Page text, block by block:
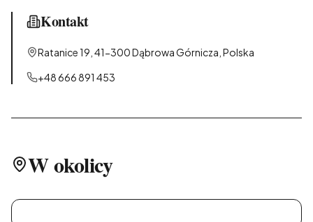
Kontakt
Ratanice 19, 41-300 Dąbrowa Górnicza, Polska
+48 666 891 453
W okolicy